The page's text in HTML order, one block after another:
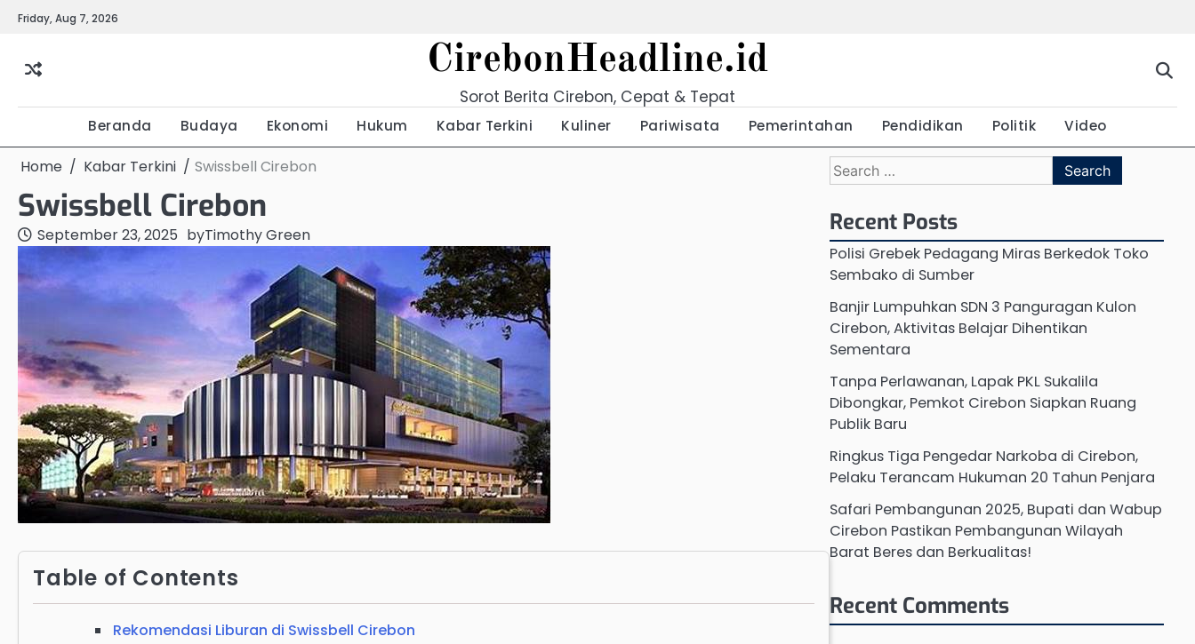
SkipFriday, Aug 7, 2026
CirebonHeadline.id
Sorot Berita Cirebon, Cepat & Tepat
Beranda Budaya Ekonomi Hukum Kabar Terkini Kuliner Pariwisata Pemerintahan Pendidikan Politik Video
Home Kabar Terkini Swissbell Cirebon
Swissbell Cirebon
September 23, 2025 byTimothy Green
Table of Contents
Rekomendasi Liburan di Swissbell Cirebon
Search
for:
Recent Posts
Polisi Grebek Pedagang Miras Berkedok Toko
Sembako di Sumber
Banjir Lumpuhkan SDN 3 Panguragan Kulon
Cirebon, Aktivitas Belajar Dihentikan
Sementara
Tanpa Perlawanan, Lapak PKL Sukalila
Dibongkar, Pemkot Cirebon Siapkan Ruang
Publik Baru
Ringkus Tiga Pengedar Narkoba di Cirebon,
Pelaku Terancam Hukuman 20 Tahun Penjara
Safari Pembangunan 2025, Bupati dan Wabup
Cirebon Pastikan Pembangunan Wilayah
Barat Beres dan Berkualitas!
Recent Comments